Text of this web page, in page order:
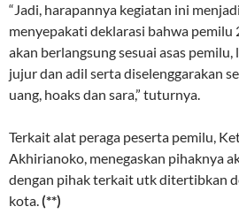
“Jadi, harapannya kegiatan ini
menyepakati deklarasi bahwa pemilu
akan berlangsung sesuai asas pemilu,
jujur dan adil serta diselenggarakan
uang, hoaks dan sara,” tuturnya.
Terkait alat peraga peserta pemilu,
Akhirianoko, menegaskan pihaknya
dengan pihak terkait utk ditertibkan
kota.(**)